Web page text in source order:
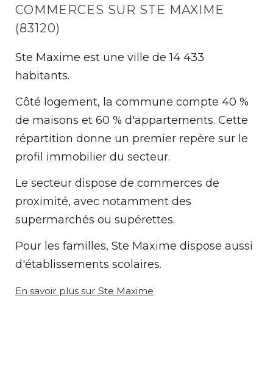
COMMERCES SUR STE MAXIME
(83120)
Ste Maxime est une ville de 14 433
habitants.
Côté logement, la commune compte 40 %
de maisons et 60 % d'appartements. Cette
répartition donne un premier repère sur le
profil immobilier du secteur.
Le secteur dispose de commerces de
proximité, avec notamment des
supermarchés ou supérettes.
Pour les familles, Ste Maxime dispose aussi
d'établissements scolaires.
En savoir plus sur Ste Maxime